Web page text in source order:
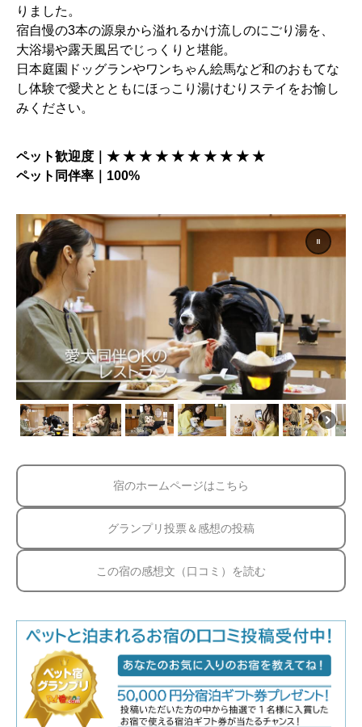
りました。
宿自慢の3本の源泉から溢れるかけ流しのにごり湯を、
大浴場や露天風呂でじっくりと堪能。
日本庭園ドッグランやワンちゃん絵馬など和のおもてな
し体験で愛犬とともにほっこり湯けむりステイをお愉し
みください。
ペット歓迎度｜★ ★ ★ ★ ★ ★ ★ ★ ★ ★
ペット同伴率｜100%
宿のホームページはこちら
グランプリ投票＆感想の投稿
この宿の感想文（口コミ）を読む